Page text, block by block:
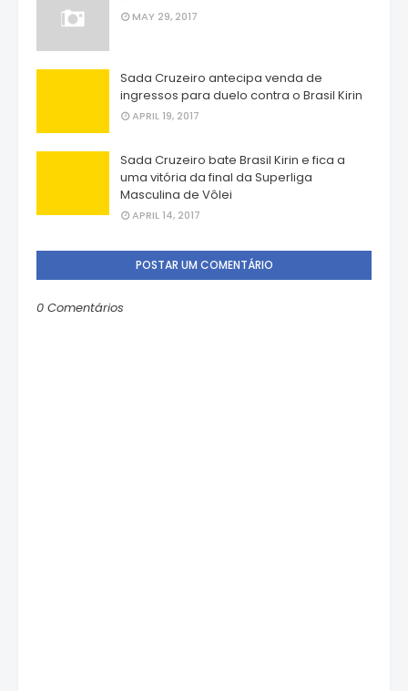
MAY 29, 2017
Sada Cruzeiro antecipa venda de
ingressos para duelo contra o Brasil Kirin
APRIL 19, 2017
Sada Cruzeiro bate Brasil Kirin e fica a
uma vitória da final da Superliga
Masculina de Vôlei
APRIL 14, 2017
POSTAR UM COMENTÁRIO
0 Comentários